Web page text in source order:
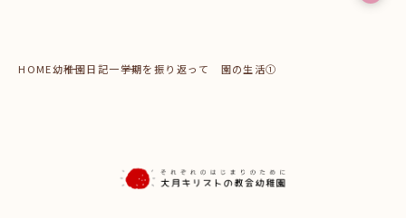
HOME幼稚園日記一学期を振り返って 園の生活①